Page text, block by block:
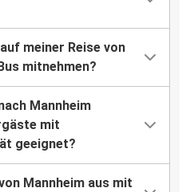
meiner Reise von
mitnehmen?
Mannheim
mit
geeignet?
Mannheim aus mit